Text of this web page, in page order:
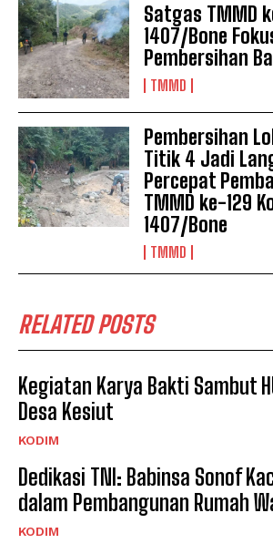
Satgas TMMD
1407/Bone
Pembersihan
TMMD
Pembersihan
Titik 4 Jadi
Percepat
TMMD ke-129
1407/Bone
TMMD
RELATED POSTS
Kegiatan Karya Bakti Sambut
Desa Kesiut
KODIM
Dedikasi TNI: Babinsa Sonof
dalam Pembangunan Rumah
KODIM